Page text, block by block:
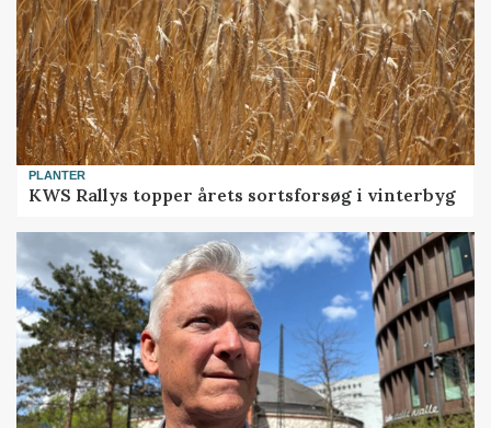
PLANTER
KWS Rallys topper årets sortsforsøg i vinterbyg